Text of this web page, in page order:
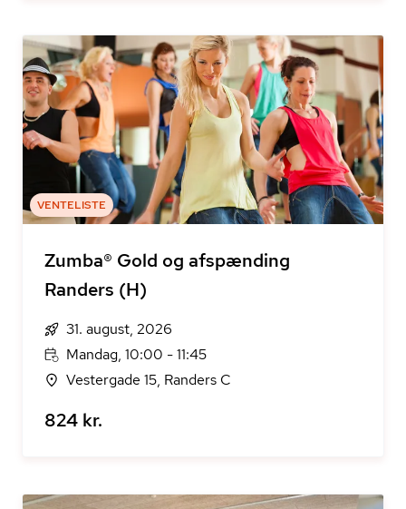
VENTELISTE
Zumba® Gold og afspænding
Randers (H)
31. august, 2026
Mandag, 10:00 - 11:45
Vestergade 15, Randers C
824 kr.